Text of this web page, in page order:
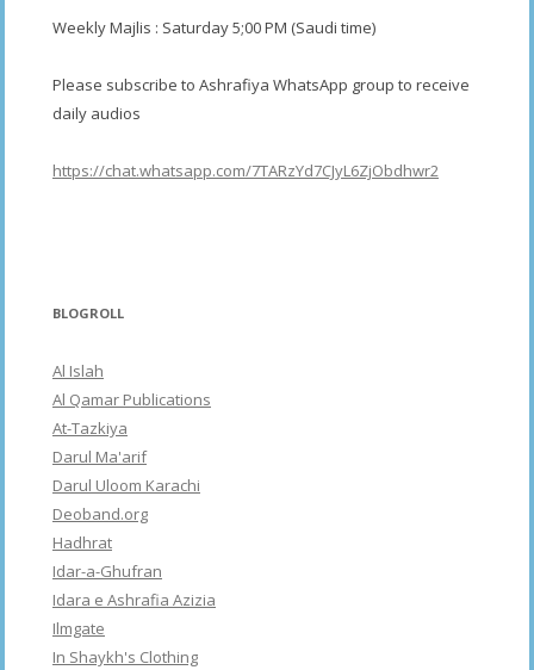
Weekly Majlis : Saturday 5;00 PM (Saudi time)
Please subscribe to Ashrafiya WhatsApp group to receive
daily audios
https://chat.whatsapp.com/7TARzYd7CJyL6ZjObdhwr2
BLOGROLL
Al Islah
Al Qamar Publications
At-Tazkiya
Darul Ma'arif
Darul Uloom Karachi
Deoband.org
Hadhrat
Idar-a-Ghufran
Idara e Ashrafia Azizia
Ilmgate
In Shaykh's Clothing